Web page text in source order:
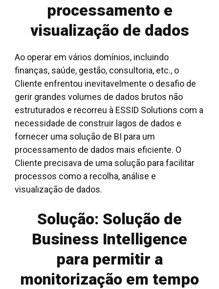
processamento e
visualização de dados
Ao operar em vários domínios, incluindo
finanças, saúde, gestão, consultoria, etc., o
Cliente enfrentou inevitavelmente o desafio de
gerir grandes volumes de dados brutos não
estruturados e recorreu à ESSID Solutions com a
necessidade de construir lagos de dados e
fornecer uma solução de BI para um
processamento de dados mais eficiente. O
Cliente precisava de uma solução para facilitar
processos como a recolha, análise e
visualização de dados.
Solução: Solução de
Business Intelligence
para permitir a
monitorização em tempo